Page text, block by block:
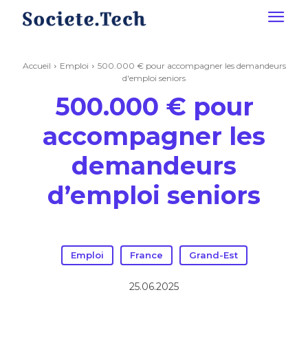
Accueil Emploi
500.000 € pour accompagner les demandeurs
d'emploi seniors
500.000 € pour
accompagner les
demandeurs
d’emploi seniors
Emploi France Grand-Est
25.06.2025